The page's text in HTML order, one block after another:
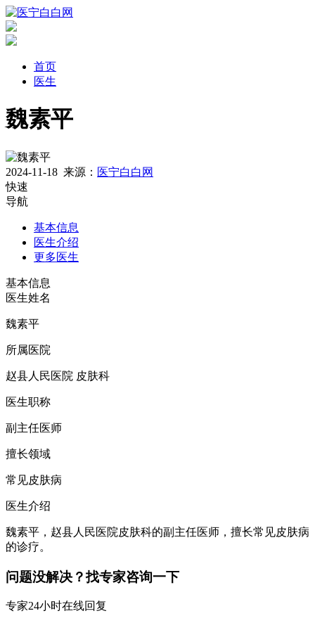
首页
医生
魏素平
2024-11-18 来源： 医宁白白网
快速
导航
基本信息
医生介绍
更多医生
基本信息
医生姓名
魏素平
所属医院
赵县人民医院 皮肤科
医生职称
副主任医师
擅长领域
常见皮肤病
医生介绍
魏素平，赵县人民医院皮肤科的副主任医师，擅长常见皮肤病
的诊疗。
问题没解决？找专家咨询一下
专家24小时在线回复